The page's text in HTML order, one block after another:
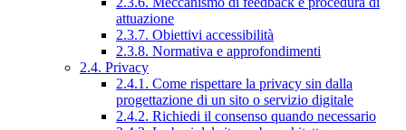
attuazione
2.3.7. Obiettivi accessibilità
2.3.8. Normativa e approfondimenti
2.4. Privacy
2.4.1. Come rispettare la privacy sin dalla
progettazione di un sito o servizio digitale
2.4.2. Richiedi il consenso quando necessario